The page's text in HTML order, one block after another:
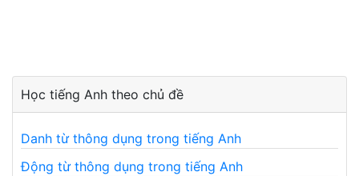
Học tiếng Anh theo chủ đề
Danh từ thông dụng trong tiếng Anh
Động từ thông dụng trong tiếng Anh